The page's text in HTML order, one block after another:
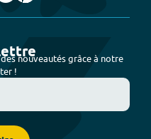
nouveautés grâce à notre
!